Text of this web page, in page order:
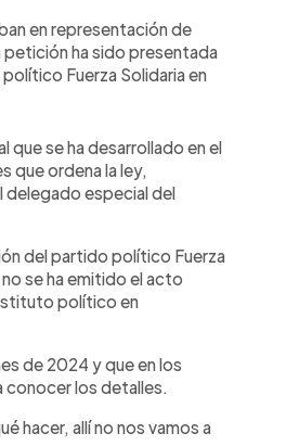
en representación de
petición ha sido presentada
Fuerza Solidaria en
que se ha desarrollado en el
que ordena la ley,
delegado especial del
del partido político Fuerza
se ha emitido el acto
político en
de 2024 y que en los
conocer los detalles.
hacer, allí no nos vamos a